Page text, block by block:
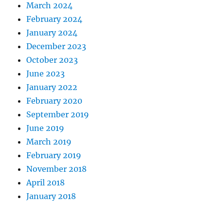
March 2024
February 2024
January 2024
December 2023
October 2023
June 2023
January 2022
February 2020
September 2019
June 2019
March 2019
February 2019
November 2018
April 2018
January 2018